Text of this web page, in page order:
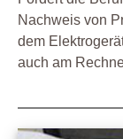
Nachweis von
dem
auch am